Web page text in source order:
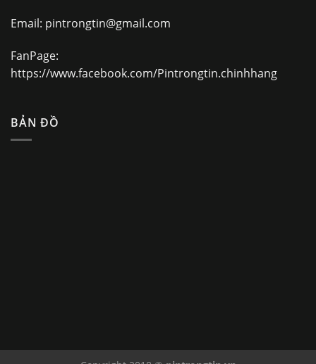
Email: pintrongtin@gmail.com
FanPage:
https://www.facebook.com/Pintrongtin.chinhhang
BẢN ĐỒ